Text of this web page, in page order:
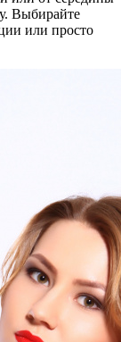
Выбирайте
или просто